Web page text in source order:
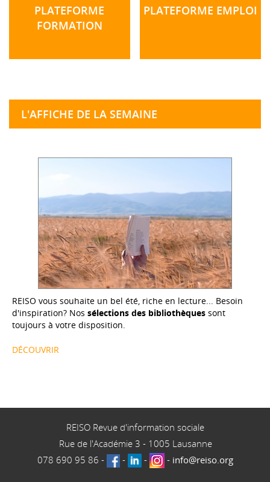
PLATEFORME
FORMATION
PLATEFORME EMPLOI
L'AFFICHE DE LA SEMAINE
REISO vous souhaite un bel été, riche en lecture... Besoin
d'inspiration? Nos sélections des bibliothèques sont
toujours à votre disposition.
DÉCOUVRIR
REISO Revue d'information sociale
Rue de l'Académie 3 - 1005 Lausanne
078 690 95 86 - - - - info@reiso.org